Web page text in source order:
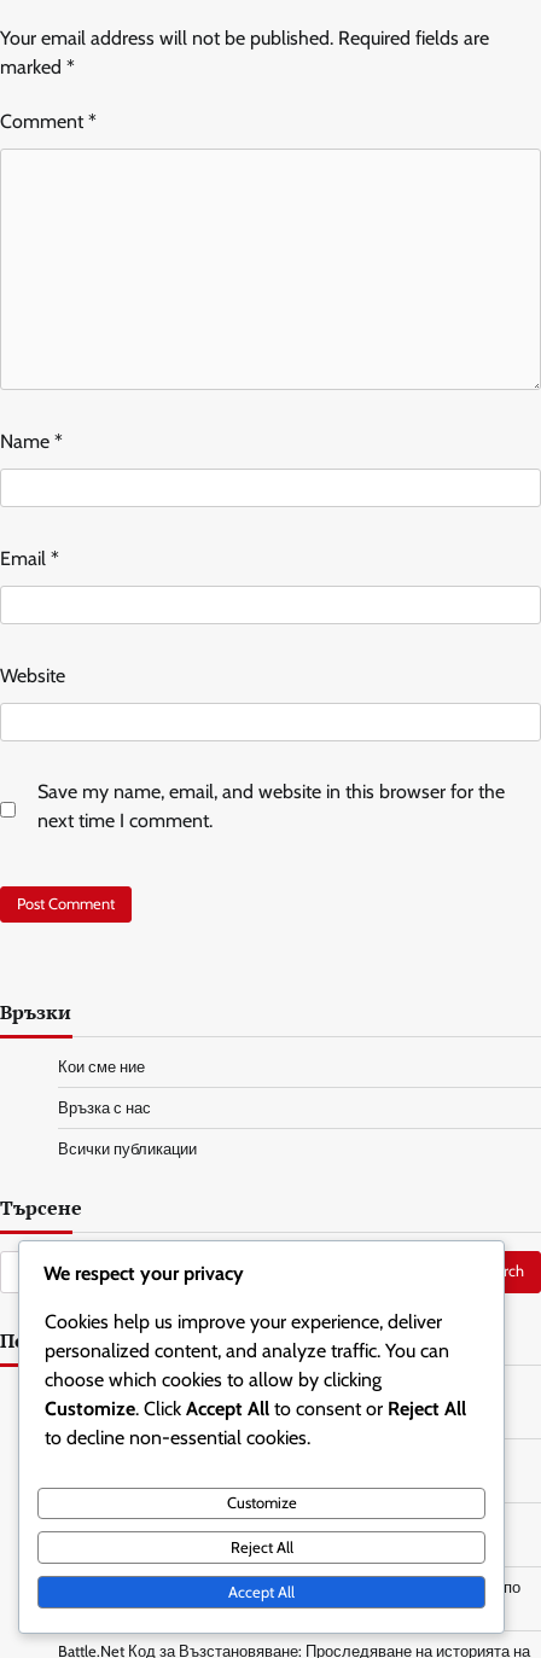
Your email address will not be published. Required fields are
marked *
Comment*
Name *
Email *
Website
Save my name, email, and website in this browser for the
next time I comment.
Връзки
Кои сме ние
Връзка с нас
Всички публикации
Търсене
Search
for:
Последни публикации
Награди за сезон на стълби: Разбиране на намаляването на
ранговете, Периоди на поддръжка, Дължина на сезона
Промоционални пакети: Проблеми с исканията за пакети,
Отстраняване на проблеми, Поддръжка на клиенти
Battle.Net Код за Възстановяване: Възстановяване на кодове по
време на разпродажби, Отстъпки, Пакети
Battle.Net Код за Възстановяване: Проследяване на историята на
We respect your privacy
Cookies help us improve your experience, deliver
personalized content, and analyze traffic. You can
choose which cookies to allow by clicking
Customize. Click Accept All to consent or Reject All
to decline non-essential cookies.
Customize
Reject All
Accept All